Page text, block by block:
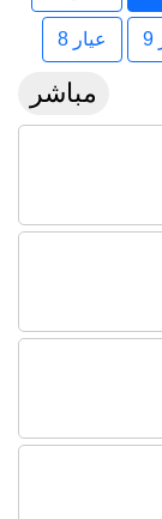
عيار 8
مباشر